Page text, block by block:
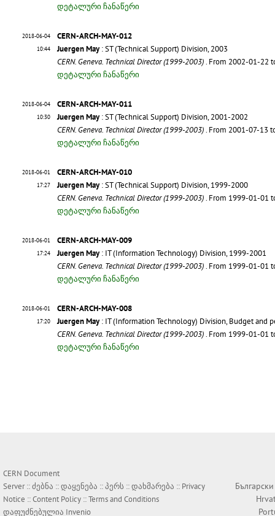
დეტალური ჩანაწერი
2018-06-04
10:44
CERN-ARCH-MAY-012
Juergen May: ST (Technical Support) Division, 2003
CERN. Geneva. Technical Director (1999-2003). From 2002-01-22
დეტალური ჩანაწერი
2018-06-04
10:30
CERN-ARCH-MAY-011
Juergen May: ST (Technical Support) Division, 2001-2002
CERN. Geneva. Technical Director (1999-2003). From 2001-07-13
დეტალური ჩანაწერი
2018-06-01
17:27
CERN-ARCH-MAY-010
Juergen May: ST (Technical Support) Division, 1999-2000
CERN. Geneva. Technical Director (1999-2003). From 1999-01-01
დეტალური ჩანაწერი
2018-06-01
17:24
CERN-ARCH-MAY-009
Juergen May: IT (Information Technology) Division, 1999-2001
CERN. Geneva. Technical Director (1999-2003). From 1999-01-01
დეტალური ჩანაწერი
2018-06-01
17:20
CERN-ARCH-MAY-008
Juergen May: IT (Information Technology) Division, Budget and
CERN. Geneva. Technical Director (1999-2003). From 1999-01-01
დეტალური ჩანაწერი
CERN Document
Server ::ძებნა ::დაყენება ::პერს ::დახმარება :: Privacy
Notice ::Content Policy ::Terms and Conditions
დაფუძნებულია Invenio
Български